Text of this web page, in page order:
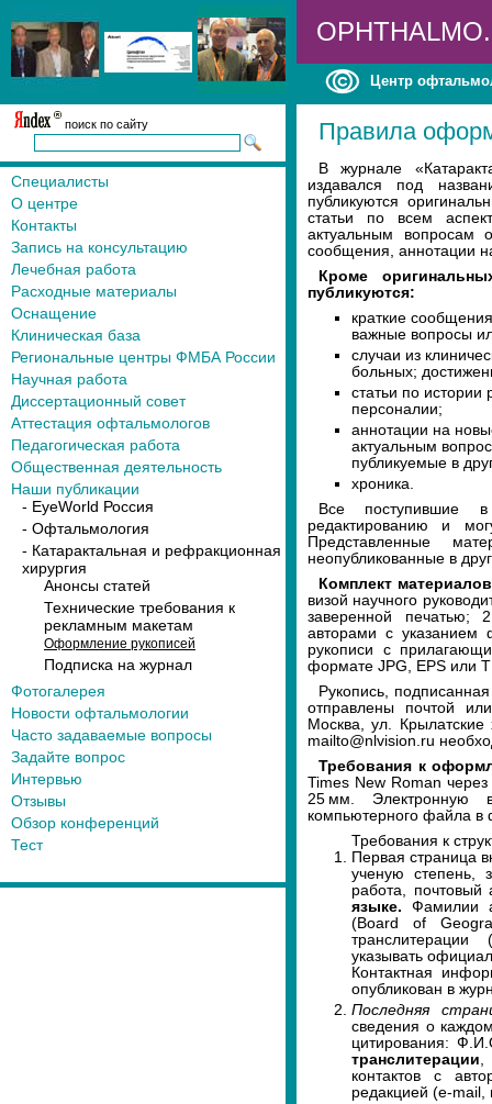
Центр
поиск по сайту
Специалисты
О центре
Контакты
Запись на консультацию
Лечебная работа
Расходные материалы
Оснащение
Клиническая база
Региональные центры ФМБА России
Научная работа
Диссертационный совет
Аттестация офтальмологов
Педагогическая работа
Общественная деятельность
Наши публикации
- EyeWorld Россия
- Офтальмология
- Катарактальная и рефракционная
хирургия
Анонсы статей
Технические требования к
рекламным макетам
Оформление рукописей
Подписка на журнал
Фотогалерея
Новости офтальмологии
Часто задаваемые вопросы
Задайте вопрос
Интервью
Отзывы
Обзор конференций
Тест
Правила
В журнале
издавался под
публикуются
статьи по всем
актуальным вопросам
сообщения, аннотации
Кроме
публикуются:
краткие
важные вопросы
случаи из
больных;
статьи по истории
персоналии;
аннотации на
актуальным
публикуемые в
хроника.
Все поступившие в
редактированию и
Представленные
неопубликованные в
Комплект
визой научного
заверенной печатью;
авторами с указанием
рукописи с
формате JPG, EPS или
Рукопись,
отправлены почтой
Москва, ул.
mailto@nlvision.ru
Требования к
Times New Roman
25 мм. Электронную
компьютерного файла в
Требования к
Первая страница
ученую степень,
работа,
языке.Фамилии
(Board of
транслитерации (
указывать
Контактная
опубликован в
Последняя
сведения о
цитирования:
транслитерации,
контактов с
редакцией (e-